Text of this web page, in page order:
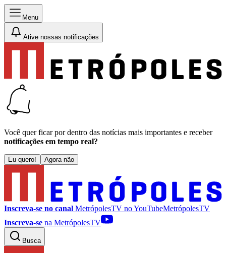
Menu
Ative nossas notificações
Você quer ficar por dentro das notícias mais importantes e receber
notificações em tempo real?
Eu quero! Agora não
Inscreva-se no canal MetrópolesTV noYouTubeMetrópolesTV
Inscreva-se na MetrópolesTV
Busca